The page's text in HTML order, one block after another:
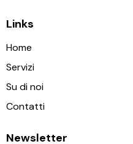
Links
Home
Servizi
Su di noi
Contatti
Newsletter